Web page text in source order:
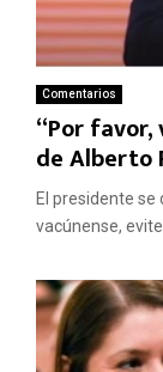
Comentarios
“Por
de Alberto
El presidente se
vacúnense,